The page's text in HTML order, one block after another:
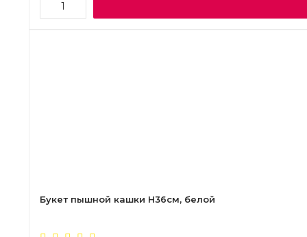
Букет пышной кашки Н36см, белой